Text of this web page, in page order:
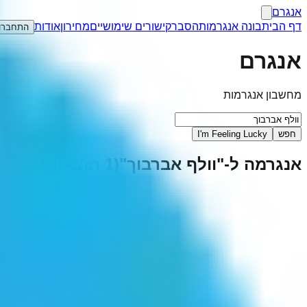
אנגרם
דף הביתבונה אנגרמותהסברקישורים שימושייםמחירוןאודות
אנגרם
מחשבון אנגרמות
חפש I'm Feeling Lucky
אנגרמה ל-"וולף אברבוך"